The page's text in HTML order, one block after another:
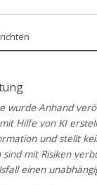
wurde Anhand
Hilfe von KI
und stellt
mit Risiken
einen